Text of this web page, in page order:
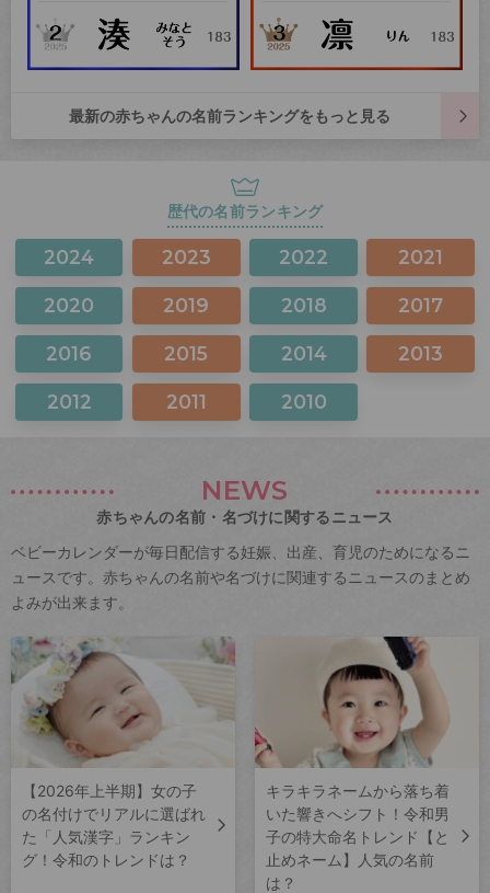
最新の赤ちゃんの名前ランキングをもっと見る
歴代の名前ランキング
2024 2023 2022 2021
2020 2019 2018 2017
2016 2015 2014 2013
2012 2011 2010
NEWS
赤ちゃんの名前・名づけに関するニュース
ベビーカレンダーが毎日配信する妊娠、出産、育児のためになるニ
ュースです。赤ちゃんの名前や名づけに関連するニュースのまとめ
よみが出来ます。
【2026年上半期】女の子
の名付けでリアルに選ばれ
た「人気漢字」ランキン
グ！令和のトレンドは？
キラキラネームから落ち着
いた響きへシフト！令和男
子の特大命名トレンド【と
止めネーム】人気の名前
は？